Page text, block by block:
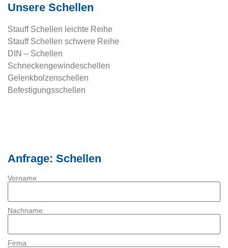
Unsere Schellen
Stauff Schellen leichte Reihe
Stauff Schellen schwere Reihe
DIN – Schellen
Schneckengewindeschellen
Gelenkbolzenschellen
Befestigungsschellen
Anfrage: Schellen
Vorname
Nachname
Firma